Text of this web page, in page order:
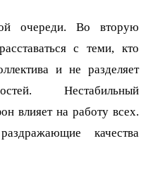
очереди. Во вторую
с теми, кто
и не разделяет
Нестабильный
влияет на работу всех.
качества